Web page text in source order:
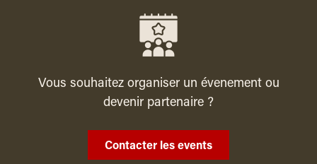
Vous souhaitez organiser un évenement ou
devenir partenaire ?
Contacter les events